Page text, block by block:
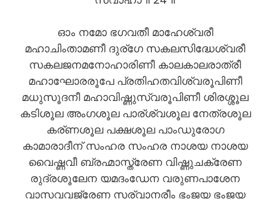
ഓം നമോ ഭഗവതീ മാഹേശ്വരീ
മഹാചിംതാമണീ ദുര്ഗേ സകലസിദ്ധേശ്വരീ
സകലജനമനോഹാരിണീ കാലകാലരാത്രീ
മഹാഘോരരൂപേ പ്രതിഹതവിശ്വരൂപിണീ
മധുസൂദനീ മഹാവിഷ്ണുസ്വരൂപിണീ ശിരശ്ശൂല
കടിശൂല അംഗശൂല പാര്ശ്വശൂല നേത്രശൂല
കര്ണശൂല പക്ഷശൂല പാംഡുരോഗ
കാമാരാദീന് സംഹര സംഹര നാശയ നാശയ
വൈഷ്ണവീ ബ്രഹ്മാസ്ത്രേണ വിഷ്ണുചക്രേണ
രുദ്രശൂലേന യമദംഡേന വരുണപാശേന
വാസവവജ്രേണ സര്വാനരീം ഭംജയ ഭംജയ